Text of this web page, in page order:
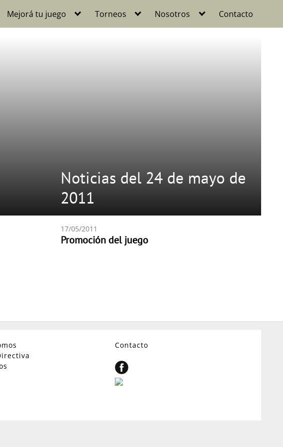
Mejorá tu juego Torneos Nosotros Contacto
Noticias del 24 de mayo de
2011
17/05/2011
Promoción del juego
Contacto